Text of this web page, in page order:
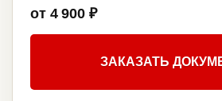
от 4 900 ₽
ЗАКАЗАТЬ